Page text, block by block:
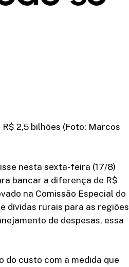
2,5 bilhões (Foto: Marcos
nesta sexta-feira (17/8)
bancar a diferença de R$
na Comissão Especial do
dívidas rurais para as regiões
de despesas, essa
do custo com a medida que